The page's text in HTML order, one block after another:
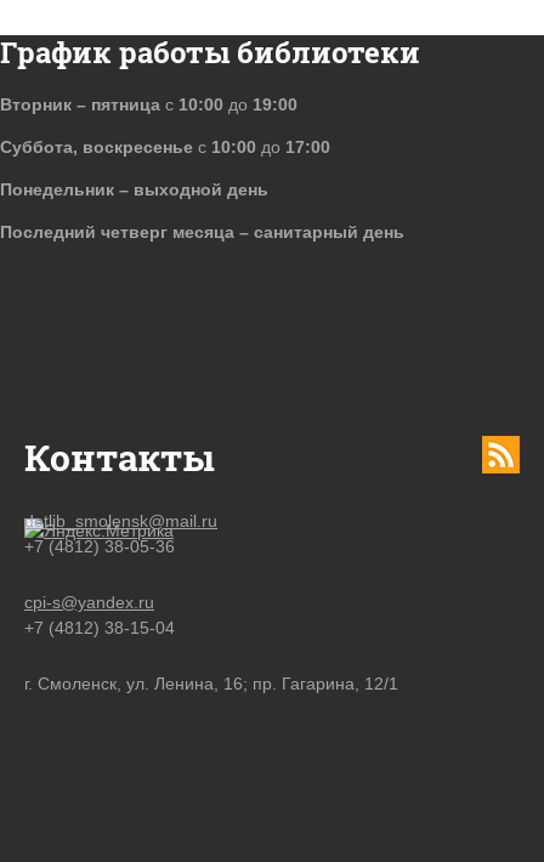
Контакты
detlib_smolensk@mail.ru
+7 (4812) 38-05-36
cpi-s@yandex.ru
+7 (4812) 38-15-04
г. Смоленск, ул. Ленина, 16; пр. Гагарина, 12/1
График работы библиотеки
Вторник – пятница с 10:00 до 19:00
Суббота, воскресенье с 10:00 до 17:00
Понедельник – выходной день
Последний четверг месяца – санитарный день